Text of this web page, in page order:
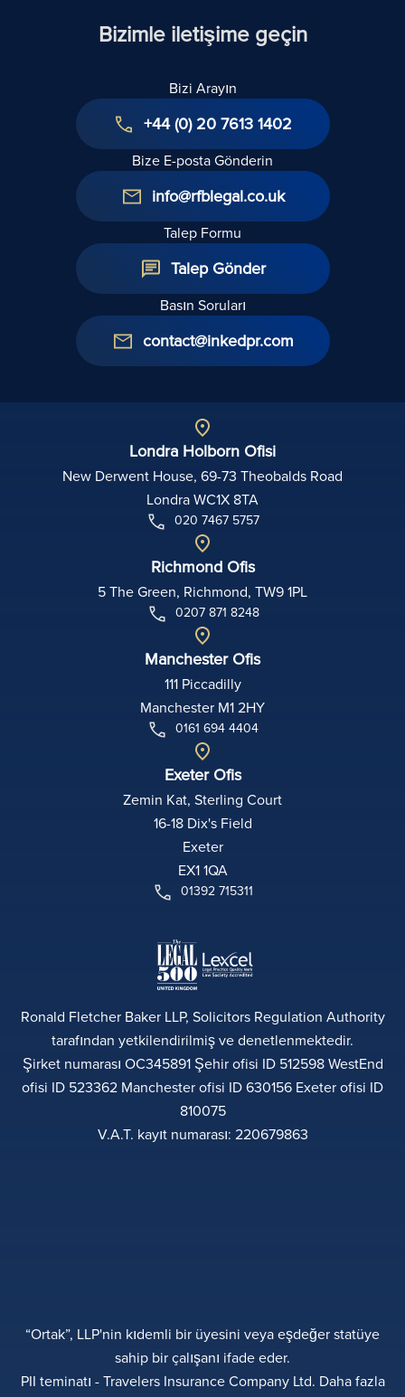
Düşünürken
Bizimle iletişime geçin
Bizi Arayın
+44 (0) 20 7613 1402
Bize E-posta Gönderin
info@rfblegal.co.uk
Talep Formu
Talep Gönder
Basın Soruları
contact@inkedpr.com
Londra Holborn Ofisi
New Derwent House, 69-73 Theobalds Road
Londra WC1X 8TA
020 7467 5757
Richmond Ofis
5 The Green, Richmond, TW9 1PL
0207 871 8248
Manchester Ofis
111 Piccadilly
Manchester M1 2HY
0161 694 4404
Exeter Ofis
Zemin Kat, Sterling Court
16-18 Dix's Field
Exeter
EX1 1QA
01392 715311
Ronald Fletcher Baker LLP, Solicitors Regulation Authority
tarafından yetkilendirilmiş ve denetlenmektedir.
Şirket numarası OC345891 Şehir ofisi ID 512598 WestEnd
ofisi ID 523362 Manchester ofisi ID 630156 Exeter ofisi ID
810075
V.A.T. kayıt numarası: 220679863
“Ortak”, LLP'nin kıdemli bir üyesini veya eşdeğer statüye
sahip bir çalışanı ifade eder.
PII teminatı - Travelers Insurance Company Ltd. Daha fazla